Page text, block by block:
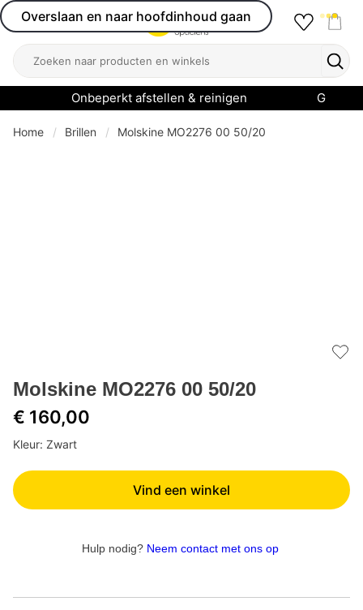
Overslaan en naar hoofdinhoud gaan
Open menu
Zoeken
Onbeperkt afstellen & reinigen
Home Brillen Molskine MO2276 00 50/20
Molskine MO2276 00 50/20
€ 160,00
Kleur: Zwart
Vind een winkel
Hulp nodig? Neem contact met ons op